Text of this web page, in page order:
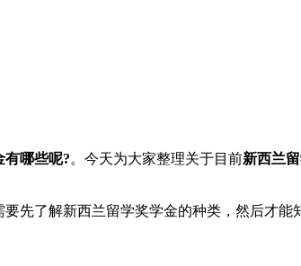
有哪些呢?。今天为大家整理关于目前新西兰
先了解新西兰留学奖学金的种类，然后才能